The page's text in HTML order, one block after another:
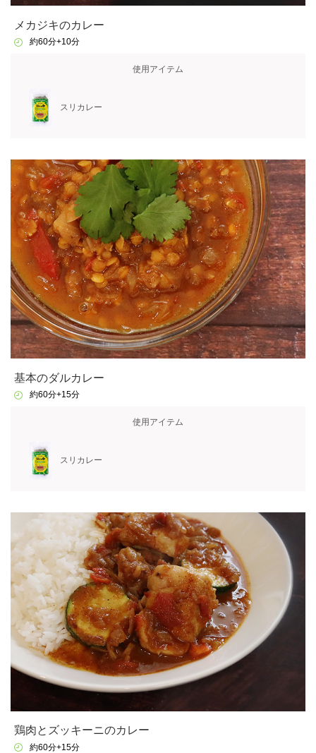
メカジキのカレー
約60分+10分
使用アイテム
スリカレー
基本のダルカレー
約60分+15分
使用アイテム
スリカレー
鶏肉とズッキーニのカレー
約60分+15分